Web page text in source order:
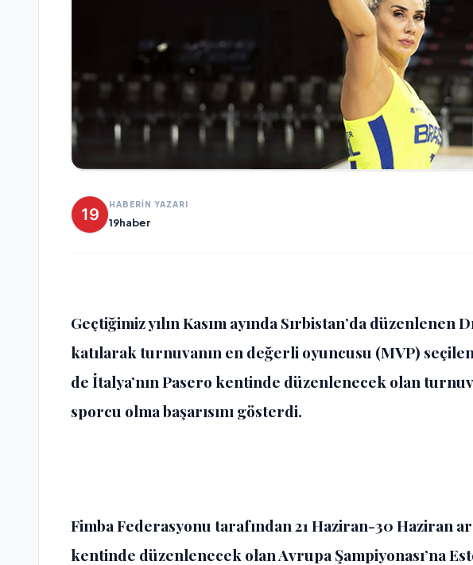
HABERİN YAZARI
19haber
Geçtiğimiz yılın Kasım ayında Sırbistan’da düzenlenen
katılarak turnuvanın en değerli oyuncusu (MVP)
de İtalya’nın Pasero kentinde düzenlenecek olan
sporcu olma başarısını gösterdi.
Fimba Federasyonu tarafından 21 Haziran-30 Haziran
kentinde düzenlenecek olan Avrupa Şampiyonası’na